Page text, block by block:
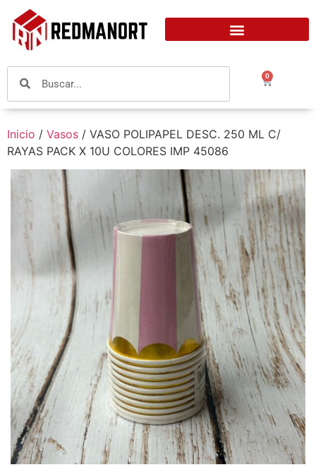
0
Inicio / Vasos / VASO POLIPAPEL DESC. 250 ML C/
RAYAS PACK X 10U COLORES IMP 45086